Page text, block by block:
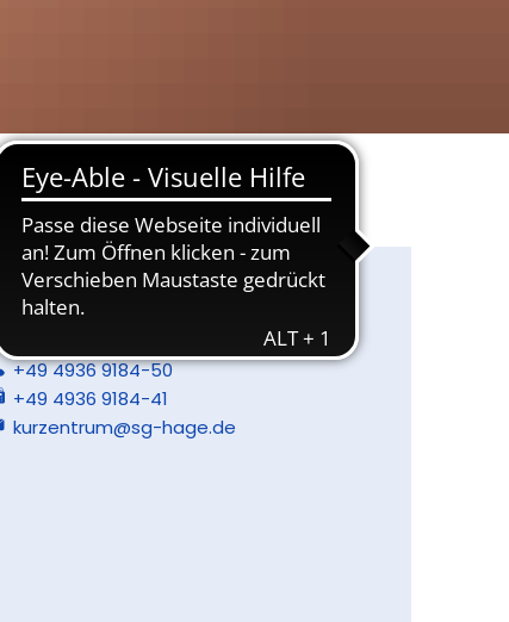
Hage
1
+49 4936 9184-50
+49 4936 9184-41
kurzentrum@sg-hage.de